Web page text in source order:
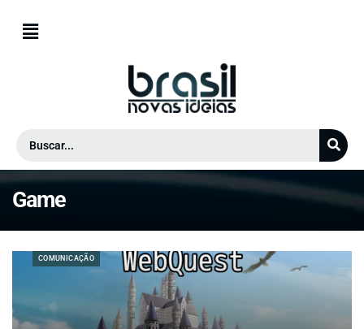
Game
COMUNICAÇÃO